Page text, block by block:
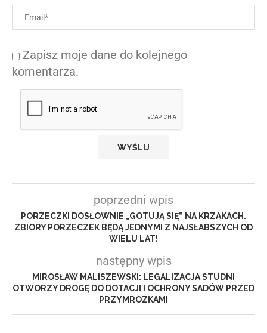
Zapisz moje dane do kolejnego
komentarza.
poprzedni wpis
PORZECZKI DOSŁOWNIE „GOTUJĄ SIĘ” NA KRZAKACH.
ZBIORY PORZECZEK BĘDĄ JEDNYMI Z NAJSŁABSZYCH OD
WIELU LAT!
następny wpis
MIROSŁAW MALISZEWSKI: LEGALIZACJA STUDNI
OTWORZY DROGĘ DO DOTACJI I OCHRONY SADÓW PRZED
PRZYMROZKAMI